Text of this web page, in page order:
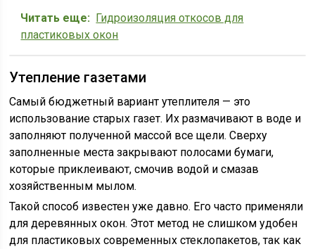
Читать еще: Гидроизоляция откосов для
пластиковых окон
Утепление газетами
Самый бюджетный вариант утеплителя — это
использование старых газет. Их размачивают в воде и
заполняют полученной массой все щели. Сверху
заполненные места закрывают полосами бумаги,
которые приклеивают, смочив водой и смазав
хозяйственным мылом.
Такой способ известен уже давно. Его часто применяли
для деревянных окон. Этот метод не слишком удобен
для пластиковых современных стеклопакетов, так как